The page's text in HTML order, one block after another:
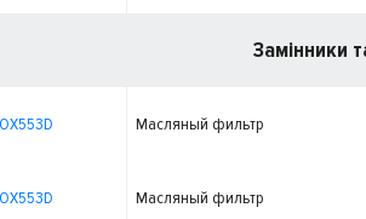
Замінники
OX553D Масляный фильтр
OX553D Масляный фильтр